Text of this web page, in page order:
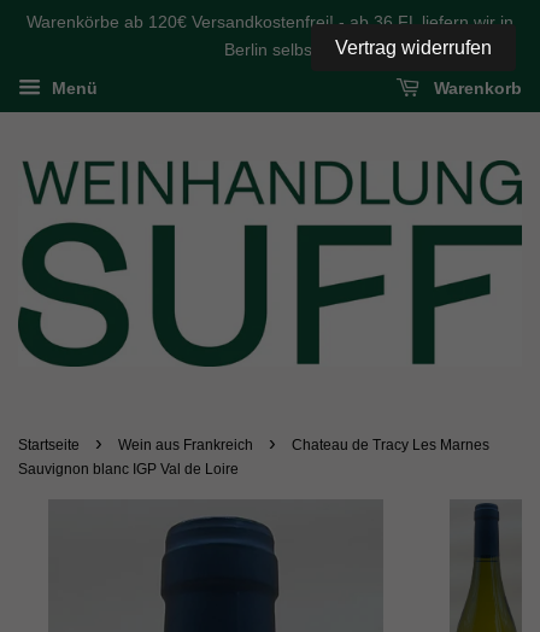
Warenkörbe ab 120€ Versandkostenfrei! - ab 36 FL liefern wir in
Berlin selbst
Menü Warenkorb
Startseite › Wein aus Frankreich ›
Chateau de Tracy Les Marnes
Sauvignon blanc IGP Val de Loire
Vertrag widerrufen